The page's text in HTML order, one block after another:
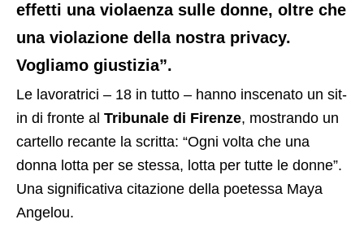
effetti una violaenza sulle donne, oltre che
una violazione della nostra privacy.
Vogliamo giustizia”.
Le lavoratrici – 18 in tutto – hanno inscenato un sit-
in di fronte al Tribunale di Firenze, mostrando un
cartello recante la scritta: “Ogni volta che una
donna lotta per se stessa, lotta per tutte le donne”.
Una significativa citazione della poetessa Maya
Angelou.